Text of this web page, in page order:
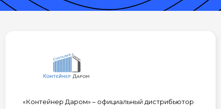
«Контейнер Даром» – официальный дистрибьютор